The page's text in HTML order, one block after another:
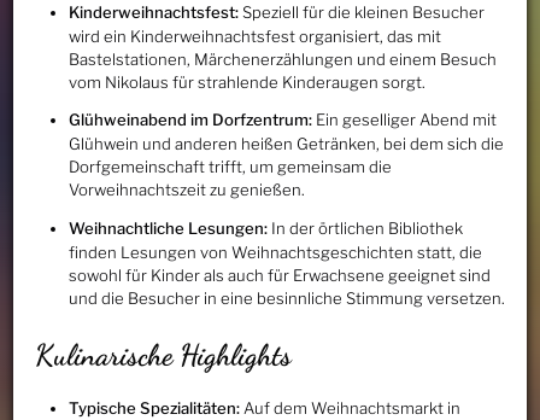
Kinderweihnachtsfest:Speziell für die kleinen Besucher
wird ein Kinderweihnachtsfest organisiert, das mit
Bastelstationen, Märchenerzählungen und einem Besuch
vom Nikolaus für strahlende Kinderaugen sorgt.
Glühweinabend im Dorfzentrum:Ein geselliger Abend mit
Glühwein und anderen heißen Getränken, bei dem sich die
Dorfgemeinschaft trifft, um gemeinsam die
Vorweihnachtszeit zu genießen.
Weihnachtliche Lesungen:In der örtlichen Bibliothek
finden Lesungen von Weihnachtsgeschichten statt, die
sowohl für Kinder als auch für Erwachsene geeignet sind
und die Besucher in eine besinnliche Stimmung versetzen.
Kulinarische Highlights
Typische Spezialitäten:Auf dem Weihnachtsmarkt in